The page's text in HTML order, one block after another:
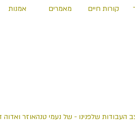
אמנות מאמרים קורות חיים
העבודות שלפנינו - של נעמי טנהאוזר ואדוה